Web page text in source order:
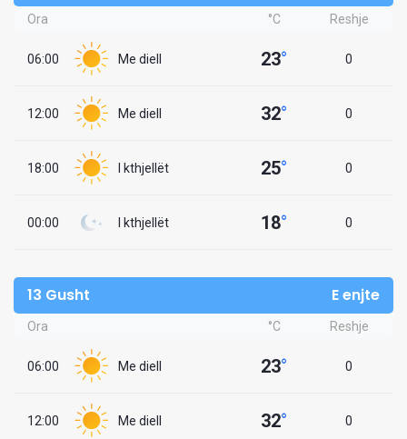
Ora °C Reshje
06:00 Me diell 23° 0
12:00 Me diell 32° 0
18:00 I kthjellët 25° 0
00:00 I kthjellët 18° 0
13 Gusht E enjte
Ora °C Reshje
06:00 Me diell 23° 0
12:00 Me diell 32° 0